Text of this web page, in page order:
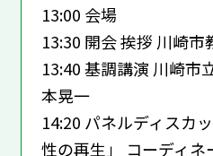
13:00 会場
13:30 開会 挨拶 川崎市
13:40 基調講演 川崎市
本晃一
14:20 パネルディスカ
性の再生」 コーディネ